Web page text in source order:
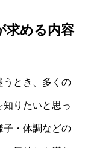
求める内容
うとき、多くの
りたいと思っ
子・体調などの